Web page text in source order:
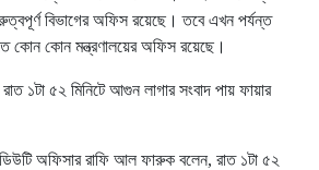
বিভাগের অফিস রয়েছে। তবে এখন পর্যন্ত
কোন কোন মন্ত্রণালয়ের অফিস রয়েছে।
১টা ৫২ মিনিটে আগুন লাগার সংবাদ পায় ফায়ার
ডিউটি অফিসার রাফি আল ফারুক বলেন, রাত ১টা ৫২